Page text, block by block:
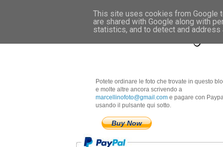
Marcellino
Potete ordinare le foto che trovate in questo
e molte altre ancora scrivendo a
marcellinofoto@gmail.com e pagare con
usando il pulsante qui sotto.
Buy Now
This site uses cookies from Google
are shared with Google along with
statistics, and to detect and address